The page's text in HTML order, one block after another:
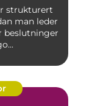
strukturert
man leder
beslutninger